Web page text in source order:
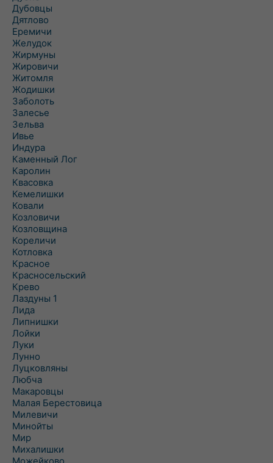
Дубовцы
Дятлово
Еремичи
Желудок
Жирмуны
Жировичи
Житомля
Жодишки
Заболоть
Залесье
Зельва
Ивье
Индура
Каменный Лог
Каролин
Квасовка
Кемелишки
Ковали
Козловичи
Козловщина
Кореличи
Котловка
Красное
Красносельский
Крево
Лаздуны 1
Лида
Липнишки
Лойки
Луки
Лунно
Луцковляны
Любча
Макаровцы
Малая Берестовица
Милевичи
Минойты
Мир
Михалишки